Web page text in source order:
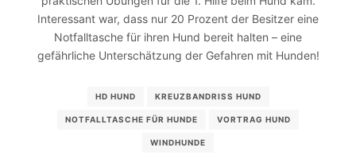
Interessant war, dass nur 20 Prozent der Besitzer eine
Notfalltasche für ihren Hund bereit halten – eine
gefährliche Unterschätzung der Gefahren mit Hunden!
HD HUND KREUZBANDRISS HUND
NOTFALLTASCHE FÜR HUNDE VORTRAG HUND
WINDHUNDE